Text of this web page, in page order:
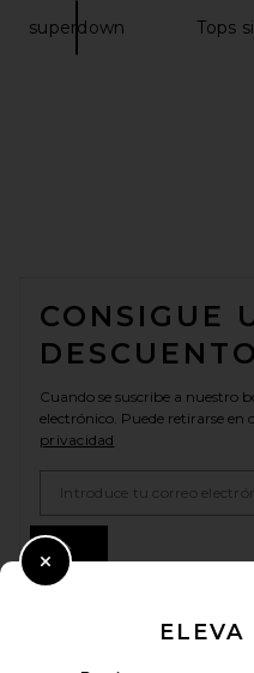
superdown Tops
CONSIGUE
DESCUENTO
Cuando se suscribe a nuestro
electrónico. Puede retirarse en
privacidad
Close Modal